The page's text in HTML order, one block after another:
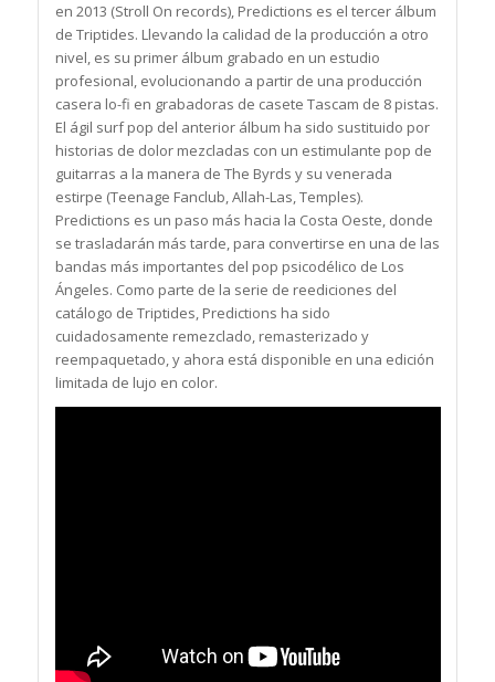
en 2013 (Stroll On records), Predictions es el tercer álbum
de Triptides. Llevando la calidad de la producción a otro
nivel, es su primer álbum grabado en un estudio
profesional, evolucionando a partir de una producción
casera lo-fi en grabadoras de casete Tascam de 8 pistas.
El ágil surf pop del anterior álbum ha sido sustituido por
historias de dolor mezcladas con un estimulante pop de
guitarras a la manera de The Byrds y su venerada
estirpe (Teenage Fanclub, Allah-Las, Temples).
Predictions es un paso más hacia la Costa Oeste, donde
se trasladarán más tarde, para convertirse en una de las
bandas más importantes del pop psicodélico de Los
Ángeles. Como parte de la serie de reediciones del
catálogo de Triptides, Predictions ha sido
cuidadosamente remezclado, remasterizado y
reempaquetado, y ahora está disponible en una edición
limitada de lujo en color.